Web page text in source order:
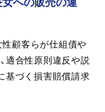
性顧客らが仕組債や
適合性原則違反や説
基づく損害賠償請求